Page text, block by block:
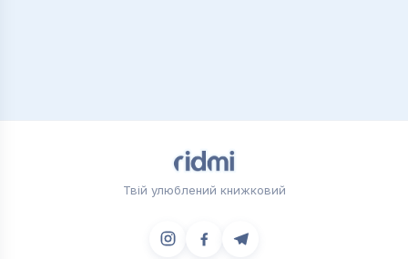
Твій улюблений книжковий